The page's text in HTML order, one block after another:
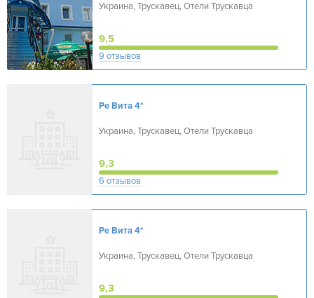
Украина, Трускавец, Отели Трускавца
9,5
9 отзывов
Ре Вита4*
Украина, Трускавец, Отели Трускавца
9,3
6 отзывов
Ре Вита4*
Украина, Трускавец, Отели Трускавца
9,3